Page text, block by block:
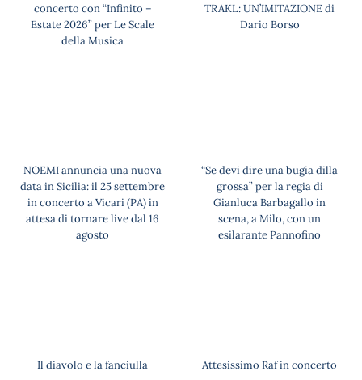
concerto con “Infinito –
Estate 2026” per Le Scale
della Musica
TRAKL: UN’IMITAZIONE di
Dario Borso
NOEMI annuncia una nuova
data in Sicilia: il 25 settembre
in concerto a Vicari (PA) in
attesa di tornare live dal 16
agosto
“Se devi dire una bugia dilla
grossa” per la regia di
Gianluca Barbagallo in
scena, a Milo, con un
esilarante Pannofino
Il diavolo e la fanciulla
Attesissimo Raf in concerto